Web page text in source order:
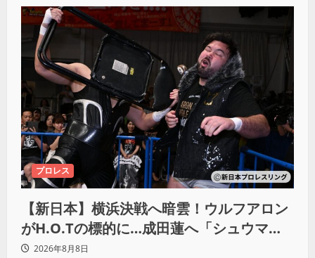
プロレス
【新日本】横浜決戦へ暗雲！ウルフアロン
がH.O.Tの標的に…成田蓮へ「シュウマイ
にしてやる」と怒り爆発
2026年8月8日